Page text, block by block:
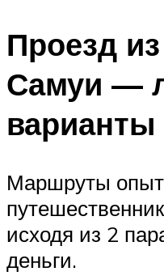
Проезд
Самуи —
варианты
Маршруты
исходя из 2
деньги.